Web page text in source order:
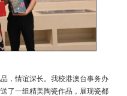
，情谊深长。我校港澳台事务办
了一组精美陶瓷作品，展现瓷都